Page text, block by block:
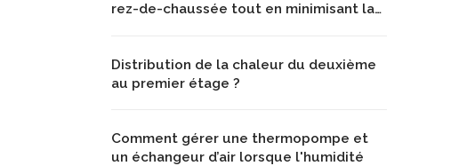
rez-de-chaussée tout en minimisant la…
Distribution de la chaleur du deuxième
au premier étage ?
Comment gérer une thermopompe et
un échangeur d’air lorsque l'humidité